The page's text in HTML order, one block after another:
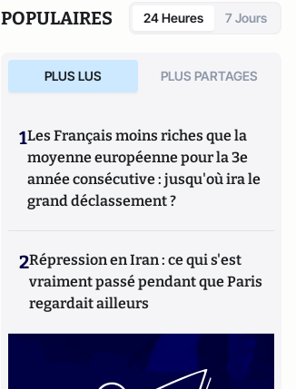
POPULAIRES 24 Heures 7 Jours
PLUS LUS PLUS PARTAGES
1Les Français moins riches que la
moyenne européenne pour la 3e
année consécutive : jusqu'où ira le
grand déclassement ?
2Répression en Iran : ce qui s'est
vraiment passé pendant que Paris
regardait ailleurs